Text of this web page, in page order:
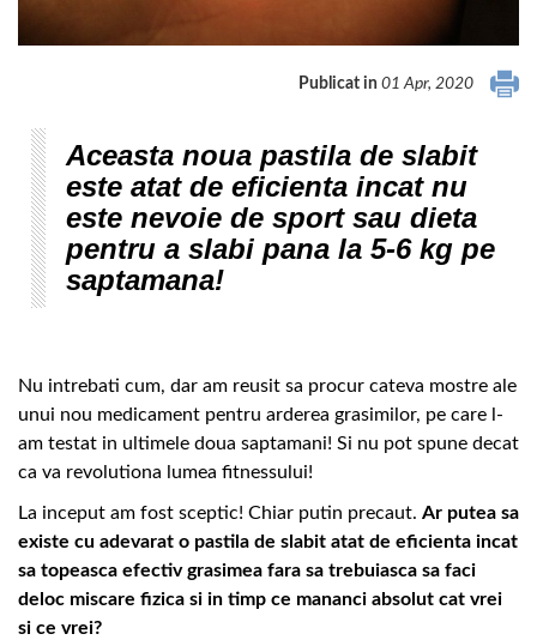
Publicat in 01 Apr, 2020
Aceasta noua pastila de slabit
este atat de eficienta incat nu
este nevoie de sport sau dieta
pentru a slabi pana la 5-6 kg pe
saptamana!
Nu intrebati cum, dar am reusit sa procur cateva mostre ale
unui nou medicament pentru arderea grasimilor, pe care l-
am testat in ultimele doua saptamani! Si nu pot spune decat
ca va revolutiona lumea fitnessului!
La inceput am fost sceptic! Chiar putin precaut. Ar putea sa
existe cu adevarat o pastila de slabit atat de eficienta incat
sa topeasca efectiv grasimea fara sa trebuiasca sa faci
deloc miscare fizica si in timp ce mananci absolut cat vrei
si ce vrei?